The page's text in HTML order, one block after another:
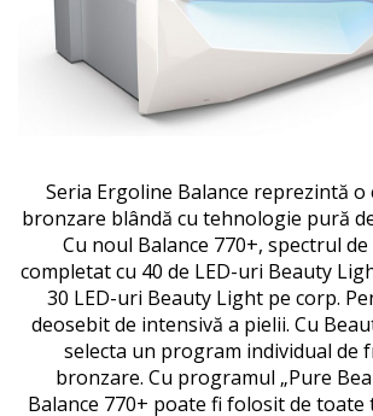
Seria Ergoline Balance reprezintă o
bronzare blândă cu tehnologie pură
Cu noul Balance 770+, spectrul
completat cu 40 de LED-uri Beauty
30 LED-uri Beauty Light pe corp.
deosebit de intensivă a pielii. Cu
selecta un program individual de
bronzare. Cu programul „Pure
Balance 770+ poate fi folosit de toate